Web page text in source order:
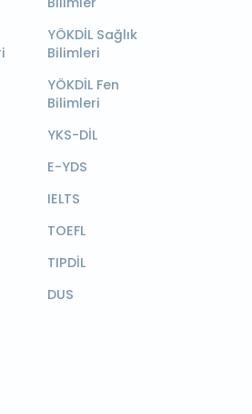
YÖKDİL Sağlık
Bilimleri
YÖKDİL Fen
Bilimleri
YKS-DİL
E-YDS
IELTS
TOEFL
TIPDİL
DUS